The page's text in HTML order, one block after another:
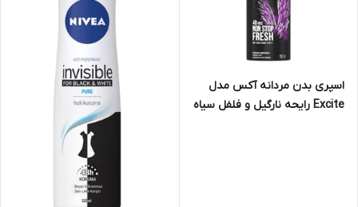
اسپری بدن مردانه آکس مدل
Excite رایحه نارگیل و فلفل سیاه